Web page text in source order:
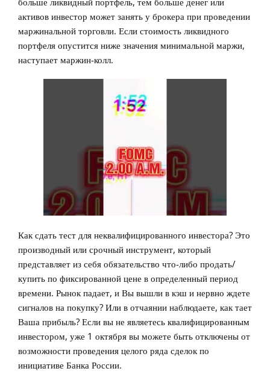
активов инвестор может занять у брокера при проведении
маржинальной торговли. Если стоимость ликвидного
портфеля опустится ниже значения минимальной маржи,
наступает маржин-колл.
Как сдать тест для неквалифицированного инвестора? Это
производный или срочный инструмент, который
представляет из себя обязательство что-либо продать/
купить по фиксированной цене в определенный период
времени. Рынок падает, и Вы вышли в кэш и нервно ждете
сигналов на покупку? Или в отчаянии наблюдаете, как тает
Ваша прибыль? Если вы не являетесь квалифицированным
инвестором, уже 1 октября вы можете быть отключены от
возможности проведения целого ряда сделок по
инициативе Банка России.